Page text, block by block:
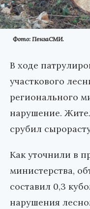
Фото: ПензаСМИ.
В ходе
участкового
регионального
нарушение.
срубил
Как уточнили в
министерства,
составил 0,3
нарушения